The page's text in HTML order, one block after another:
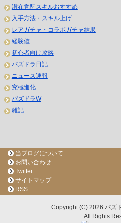
潜在覚醒スキルおすすめ
入手方法・スキル上げ
レアガチャ・コラボガチャ結果
経験値
初心者向け攻略
パズドラ日記
ニュース速報
究極進化
パズドラW
雑記
当ブログについて
お問い合わせ
Twitter
サイトマップ
RSS
Copyright (C) 2026 パズ
All Rights